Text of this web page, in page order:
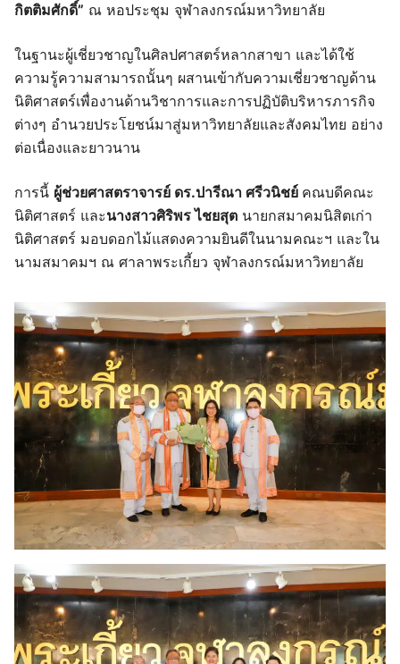
กิตติมศักดิ์” ณ หอประชุม จุฬาลงกรณ์มหาวิทยาลัย
ในฐานะผู้เชี่ยวชาญในศิลปศาสตร์หลากสาขา และได้ใช้
ความรู้ความสามารถนั้นๆ ผสานเข้ากับความเชี่ยวชาญด้าน
นิติศาสตร์เพื่องานด้านวิชาการและการปฏิบัติบริหารภารกิจ
ต่างๆ อำนวยประโยชน์มาสู่มหาวิทยาลัยและสังคมไทย อย่าง
ต่อเนื่องและยาวนาน
การนี้ ผู้ช่วยศาสตราจารย์ ดร.ปารีณา ศรีวนิชย์ คณบดีคณะ
นิติศาสตร์ และนางสาวศิริพร ไชยสุต นายกสมาคมนิสิตเก่า
นิติศาสตร์ มอบดอกไม้แสดงความยินดีในนามคณะฯ และใน
นามสมาคมฯ ณ ศาลาพระเกี้ยว จุฬาลงกรณ์มหาวิทยาลัย